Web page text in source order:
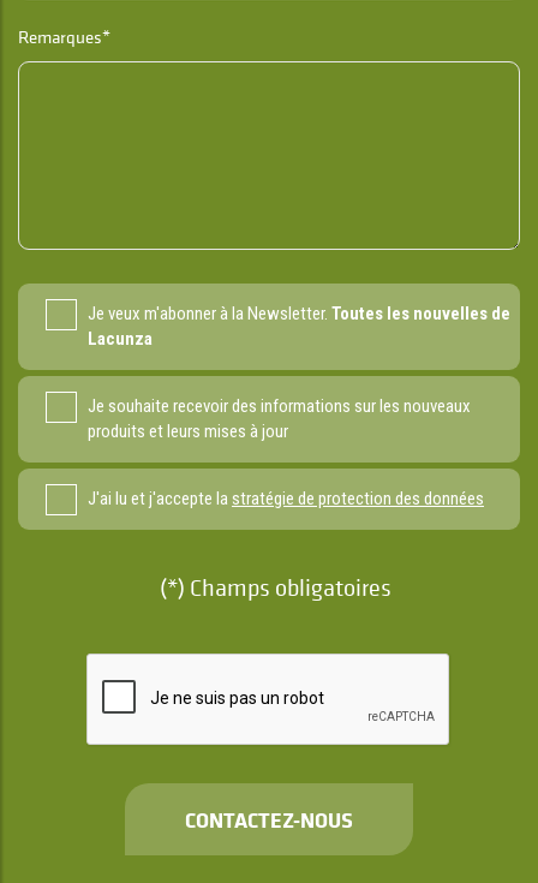
Remarques*
Je veux m'abonner à la Newsletter. Toutes les nouvelles de
Lacunza
Je souhaite recevoir des informations sur les nouveaux
produits et leurs mises à jour
J'ai lu et j'accepte lastratégie de protection des données
(*) Champs obligatoires
CONTACTEZ-NOUS